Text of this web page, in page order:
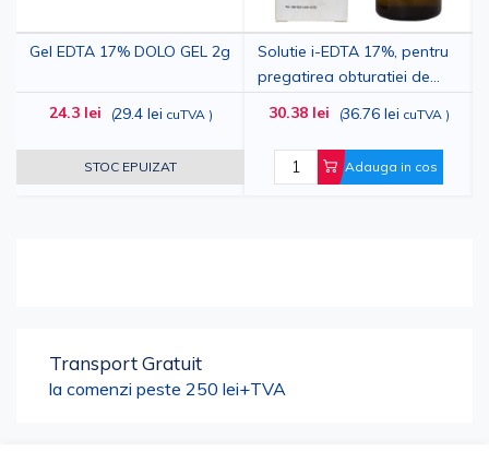
Transport Gratuit
la comenzi peste 250 lei+TVA
Gel EDTA 17% DOLO GEL 2g
24.3 lei (29.4 lei cuTVA )
STOC EPUIZAT
Solutie i-EDTA 17%, pentru
pregatirea obturatiei de
30.38 lei (36.76 lei cuTVA )
Adauga in cos